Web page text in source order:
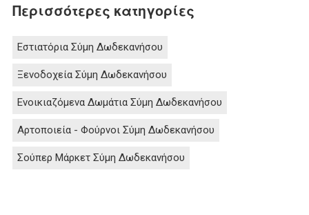
Περισσότερες κατηγορίες
Εστιατόρια Σύμη Δωδεκανήσου
Ξενοδοχεία Σύμη Δωδεκανήσου
Ενοικιαζόμενα Δωμάτια Σύμη Δωδεκανήσου
Αρτοποιεία - Φούρνοι Σύμη Δωδεκανήσου
Σούπερ Μάρκετ Σύμη Δωδεκανήσου